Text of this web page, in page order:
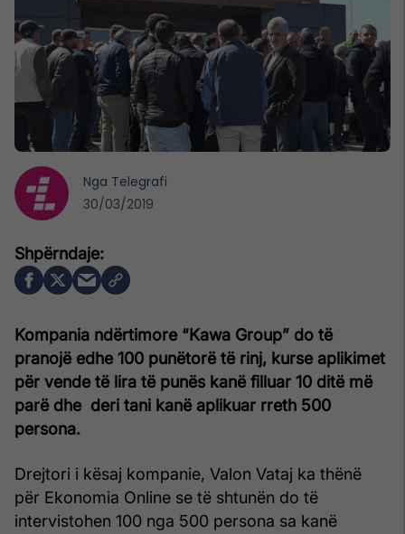
Kompania ndërtimore “Kawa Group” do të
pranojë edhe 100 punëtorë të rinj, kurse aplikimet
për vende të lira të punës kanë filluar 10 ditë më
parë dhe deri tani kanë aplikuar rreth 500
persona.
Drejtori i kësaj kompanie, Valon Vataj ka thënë
për Ekonomia Online se të shtunën do të
intervistohen 100 nga 500 persona sa kanë
Nga Telegrafi
30/03/2019